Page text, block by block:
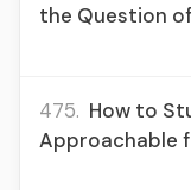
the Question
475. How to
Approachable